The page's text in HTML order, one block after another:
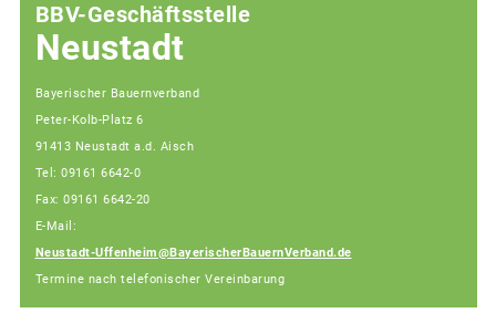
BBV-Geschäftsstelle
Neustadt
Bayerischer Bauernverband
Peter-Kolb-Platz 6
91413 Neustadt a.d. Aisch
Tel: 09161 6642-0
Fax: 09161 6642-20
E-Mail:
Neustadt-Uffenheim@BayerischerBauernVerband.de
Termine nach telefonischer Vereinbarung